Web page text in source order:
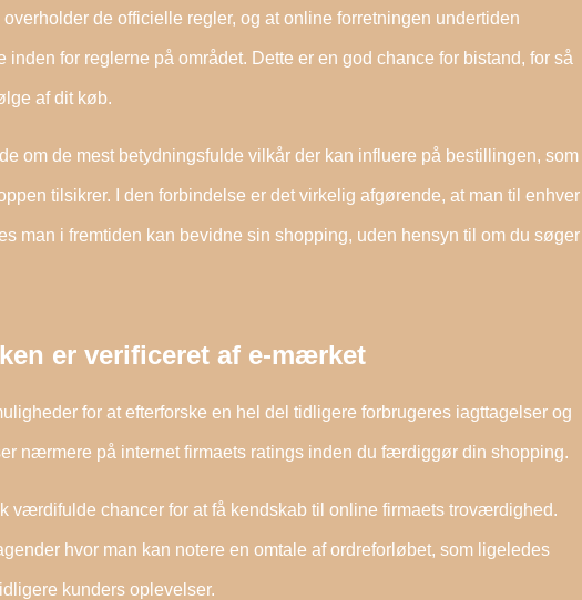
de officielle regler, og at online forretningen undertiden
for reglerne på området. Dette er en god chance for bistand, for så
af dit køb.
om de mest betydningsfulde vilkår der kan influere på bestillingen, som
tilsikrer. I den forbindelse er det virkelig afgørende, at man til enhver
man i fremtiden kan bevidne sin shopping, uden hensyn til om du søger
er verificeret af e-mærket
for at efterforske en hel del tidligere forbrugeres iagttagelser og
nærmere på internet firmaets ratings inden du færdiggør din shopping.
værdifulde chancer for at få kendskab til online firmaets troværdighed.
hvor man kan notere en omtale af ordreforløbet, som ligeledes
kunders oplevelser.